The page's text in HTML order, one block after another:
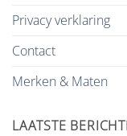
Privacy verklaring
Contact
Merken & Maten
LAATSTE